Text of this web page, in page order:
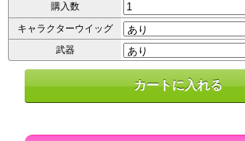
購入数
キャラクターウイッグ
武器